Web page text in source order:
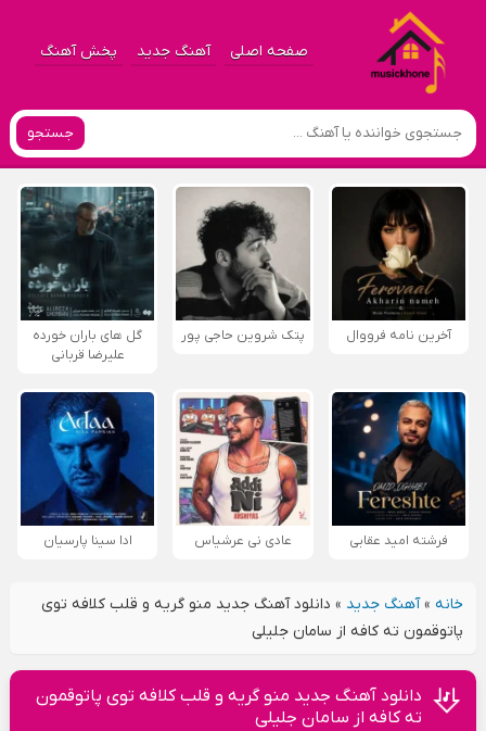
صفحه اصلی آهنگ جدید پخش آهنگ
جستجو
آخرین نامه فرووال پتک شروین حاجی پور
گل های باران خورده
علیرضا قربانی
فرشته امید عقابی عادی نی عرشیاس ادا سینا پارسیان
خانه»آهنگ جدید » دانلود آهنگ جدید ﻣﻨﻮ ﮔﺮﻳﻪ و ﻗﻠﺐ ﻛﻠﺎﻓﻪ ﺗﻮی
ﭘﺎﺗﻮﻗﻤﻮن ﺗﻪ ﻛﺎﻓﻪ از سامان جلیلی
دانلود آهنگ جدید ﻣﻨﻮ ﮔﺮﻳﻪ و ﻗﻠﺐ ﻛﻠﺎﻓﻪ ﺗﻮی ﭘﺎﺗﻮﻗﻤﻮن
ﺗﻪ ﻛﺎﻓﻪ از سامان جلیلی